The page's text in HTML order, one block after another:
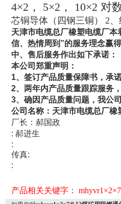
4×2 ， 5×2 ， 10×2 对
芯铜导体（四钢三铜） 2
天津市电缆总厂橡塑电缆厂本
信、热情周到 ”的服务理念赢
中、售后服务作出如下承诺：
本公司郑重声明：
1、签订产品质量保障书，承
2、两年内产品质量跟踪服务
3、确因产品质量问题，我公
公司名称：天津市电缆总厂橡
厂长：郝国政
: 郝进生
:
传真:
:
产品相关关键字：